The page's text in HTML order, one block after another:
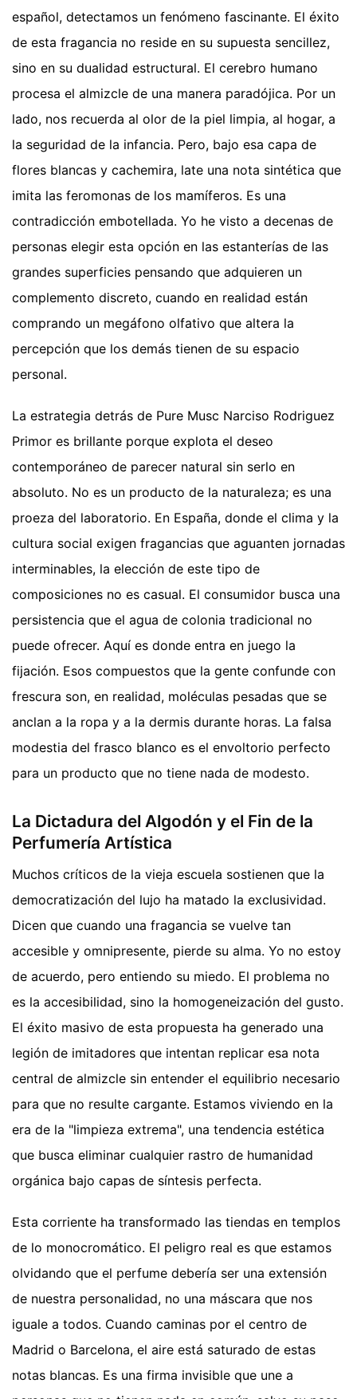
español, detectamos un fenómeno fascinante. El éxito
de esta fragancia no reside en su supuesta sencillez,
sino en su dualidad estructural. El cerebro humano
procesa el almizcle de una manera paradójica. Por un
lado, nos recuerda al olor de la piel limpia, al hogar, a
la seguridad de la infancia. Pero, bajo esa capa de
flores blancas y cachemira, late una nota sintética que
imita las feromonas de los mamíferos. Es una
contradicción embotellada. Yo he visto a decenas de
personas elegir esta opción en las estanterías de las
grandes superficies pensando que adquieren un
complemento discreto, cuando en realidad están
comprando un megáfono olfativo que altera la
percepción que los demás tienen de su espacio
personal.
La estrategia detrás de Pure Musc Narciso Rodriguez
Primor es brillante porque explota el deseo
contemporáneo de parecer natural sin serlo en
absoluto. No es un producto de la naturaleza; es una
proeza del laboratorio. En España, donde el clima y la
cultura social exigen fragancias que aguanten jornadas
interminables, la elección de este tipo de
composiciones no es casual. El consumidor busca una
persistencia que el agua de colonia tradicional no
puede ofrecer. Aquí es donde entra en juego la
fijación. Esos compuestos que la gente confunde con
frescura son, en realidad, moléculas pesadas que se
anclan a la ropa y a la dermis durante horas. La falsa
modestia del frasco blanco es el envoltorio perfecto
para un producto que no tiene nada de modesto.
La Dictadura del Algodón y el Fin de la
Perfumería Artística
Muchos críticos de la vieja escuela sostienen que la
democratización del lujo ha matado la exclusividad.
Dicen que cuando una fragancia se vuelve tan
accesible y omnipresente, pierde su alma. Yo no estoy
de acuerdo, pero entiendo su miedo. El problema no
es la accesibilidad, sino la homogeneización del gusto.
El éxito masivo de esta propuesta ha generado una
legión de imitadores que intentan replicar esa nota
central de almizcle sin entender el equilibrio necesario
para que no resulte cargante. Estamos viviendo en la
era de la "limpieza extrema", una tendencia estética
que busca eliminar cualquier rastro de humanidad
orgánica bajo capas de síntesis perfecta.
Esta corriente ha transformado las tiendas en templos
de lo monocromático. El peligro real es que estamos
olvidando que el perfume debería ser una extensión
de nuestra personalidad, no una máscara que nos
iguale a todos. Cuando caminas por el centro de
Madrid o Barcelona, el aire está saturado de estas
notas blancas. Es una firma invisible que une a